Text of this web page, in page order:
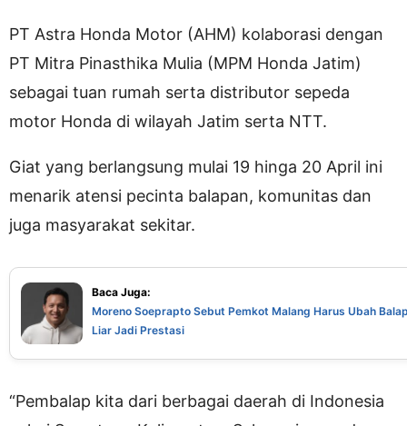
PT Astra Honda Motor (AHM) kolaborasi dengan
PT Mitra Pinasthika Mulia (MPM Honda Jatim)
sebagai tuan rumah serta distributor sepeda
motor Honda di wilayah Jatim serta NTT.
Giat yang berlangsung mulai 19 hinga 20 April ini
menarik atensi pecinta balapan, komunitas dan
juga masyarakat sekitar.
Baca Juga:
Moreno Soeprapto Sebut Pemkot Malang Harus Ubah
Liar Jadi Prestasi
“Pembalap kita dari berbagai daerah di Indonesia